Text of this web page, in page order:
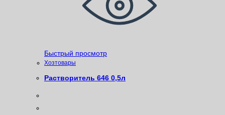
Быстрый просмотр
Хозтовары
Растворитель 646 0,5л